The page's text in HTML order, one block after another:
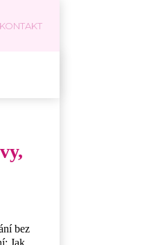
KONTAKT
bez
Jak